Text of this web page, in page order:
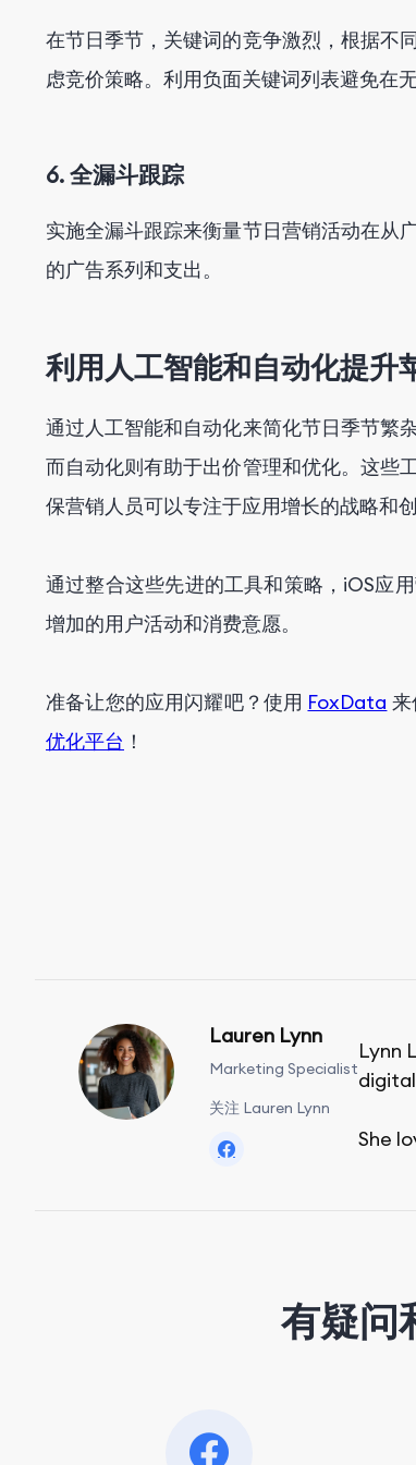
在节日季节，关键词的竞争激烈，根据不
虑竞价策略。利用负面关键词列表避免在
6. 全漏斗跟踪
实施全漏斗跟踪来衡量节日营销活动在从
的广告系列和支出。
利用人工智能和自动化提升
通过人工智能和自动化来简化节日季节繁
而自动化则有助于出价管理和优化。这些
保营销人员可以专注于应用增长的战略和创
通过整合这些先进的工具和策略，iOS应
增加的用户活动和消费意愿。
准备让您的应用闪耀吧？使用 FoxData
优化平台 ！
Lauren Lynn
Marketing Specialist
关注 Lauren Lynn
Lynn
She
有疑问